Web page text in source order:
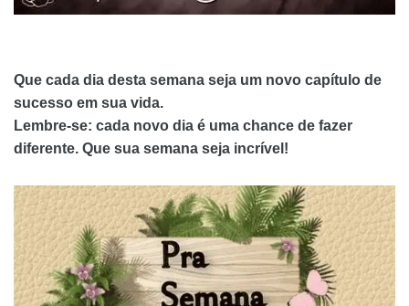
Que cada dia desta semana seja um novo capítulo de
sucesso em sua vida.
Lembre-se: cada novo dia é uma chance de fazer
diferente. Que sua semana seja incrível!